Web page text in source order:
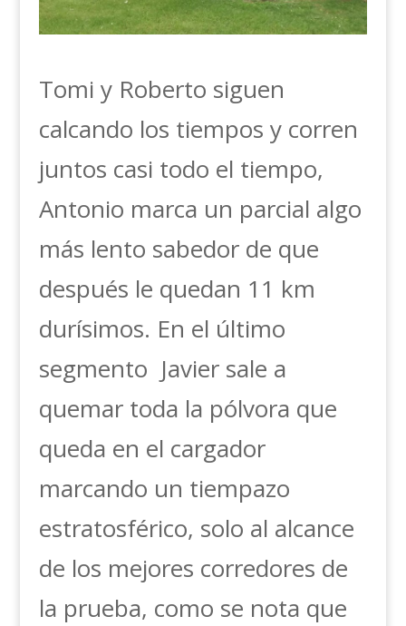
Tomi y Roberto siguen
calcando los tiempos y corren
juntos casi todo el tiempo,
Antonio marca un parcial algo
más lento sabedor de que
después le quedan 11 km
durísimos. En el último
segmento Javier sale a
quemar toda la pólvora que
queda en el cargador
marcando un tiempazo
estratosférico, solo al alcance
de los mejores corredores de
la prueba, como se nota que